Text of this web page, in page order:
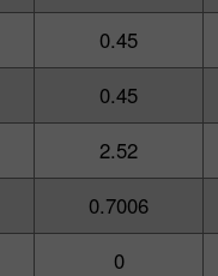
0.45
0.45
2.52
0.7006
0